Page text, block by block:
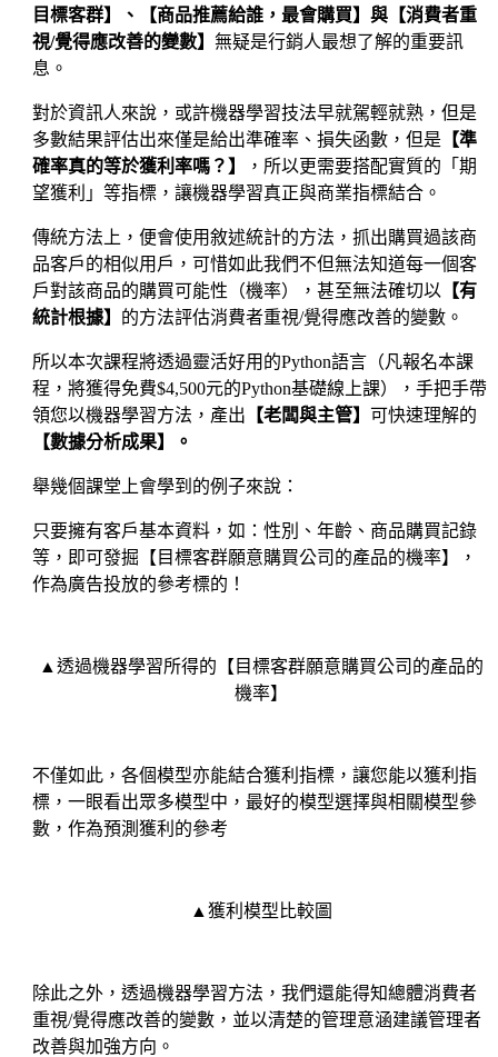
目標客群】、【商品推薦給誰，最會購買】與【消費者重
視/覺得應改善的變數】無疑是行銷人最想了解的重要訊
息。
對於資訊人來說，或許機器學習技法早就駕輕就熟，但是
多數結果評估出來僅是給出準確率、損失函數，但是 【準
確率真的等於獲利率嗎？】
，所以更需要搭配實質的「期
望獲利」等指標，讓機器學習真正與商業指標結合。
傳統方法上，便會使用敘述統計的方法，抓出購買過該商
品客戶的相似用戶，可惜如此我們不但無法知道每一個客
戶對該商品的購買可能性（機率），甚至無法確切以 【有
統計根據】 的方法評估消費者重視/覺得應改善的變數。
所以本次課程將透過靈活好用的Python語言（凡報名本課
程，將獲得免費$4,500元的Python基礎線上課），手把手帶
領您以機器學習方法，產出 【老闆與主管】可快速理解的
【數據分析成果】。
舉幾個課堂上會學到的例子來說：
只要擁有客戶基本資料，如：性別、年齡、商品購買記錄
等，即可發掘【目標客群願意購買公司的產品的機率】，
作為廣告投放的參考標的！
▲透過機器學習所得的【目標客群願意購買公司的產品的
機率】
不僅如此，各個模型亦能結合獲利指標，讓您能以獲利指
標，一眼看出眾多模型中，最好的模型選擇與相關模型參
數，作為預測獲利的參考
▲獲利模型比較圖
除此之外，透過機器學習方法，我們還能得知總體消費者
重視/覺得應改善的變數，並以清楚的管理意涵建議管理者
改善與加強方向。